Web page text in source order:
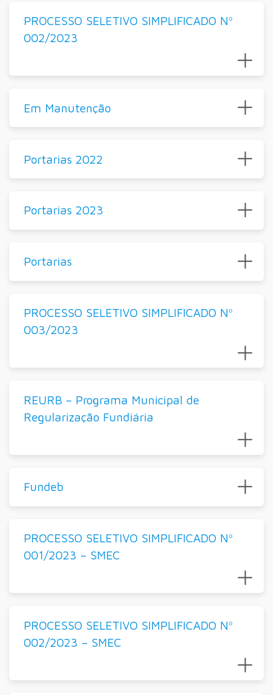
PROCESSO SELETIVO SIMPLIFICADO Nº
002/2023
Em Manutenção
Portarias 2022
Portarias 2023
Portarias
PROCESSO SELETIVO SIMPLIFICADO Nº
003/2023
REURB – Programa Municipal de
Regularização Fundiária
Fundeb
PROCESSO SELETIVO SIMPLIFICADO Nº
001/2023 – SMEC
PROCESSO SELETIVO SIMPLIFICADO Nº
002/2023 – SMEC